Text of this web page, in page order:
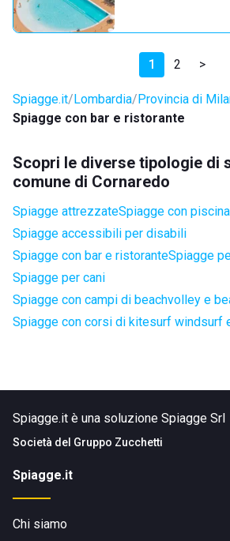
1 2 >
Spiagge.it Lombardia Provincia di
Spiagge con bar e ristorante
Scopri le diverse tipologie di
comune di Cornaredo
Spiagge attrezzateSpiagge con
Spiagge accessibili per disabili
Spiagge con bar e ristoranteSpiagge
Spiagge per cani
Spiagge con campi di beachvolley e
Spiagge con corsi di kitesurf windsurf
Spiagge.it è una soluzione Spiagge Srl
Società del Gruppo Zucchetti
Spiagge.it
Chi siamo